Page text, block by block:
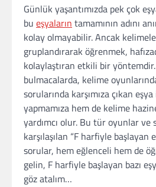
Günlük yaşantımızda pek çok
bu eşyaların tamamının adını
kolay olmayabilir. Ancak
gruplandırarak öğrenmek,
kolaylaştıran etkili bir
bulmacalarda, kelime
sorularında karşımıza çıkan
yapmamıza hem de kelime
yardımcı olur. Bu tür oyunlar ve
karşılaşılan “F harfiyle başlayan
sorular, hem eğlenceli hem de
gelin, F harfiyle başlayan bazı
göz atalım…